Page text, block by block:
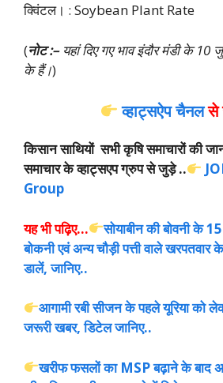
क्विंटल। : Soybean Plant Rate
(नोट :–यहां दिए गए भाव इंदौर मंडी के 10
के हैं।)
व्हाट्सऐप चैनलसे
किसान साथियों सभी कृषि समाचारों की
समाचार के व्हाट्सएप ग्रुप से जुड़े ..
Group
यह भी पढ़िए…
सोयाबीन की बोवनी के
बोकनी एवं अन्य चौड़ी पत्ती वाले खरपतवार
डालें, जानिए..
आगामी रबी सीजन के पहले यूरिया को
जरूरी खबर, डिटेल जानिए..
खरीफ फसलों का MSP बढ़ाने के बाद